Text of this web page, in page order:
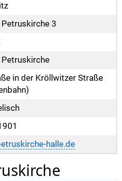
Petruskirche 3
Petruskirche
in der Kröllwitzer Straße
halle.de